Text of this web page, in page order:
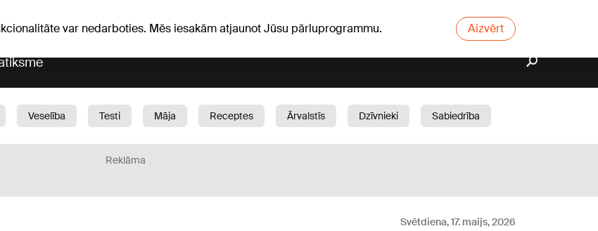
var nedarboties. Mēs iesakām atjaunot Jūsu pārluprogrammu. Aizvērt
Veselība Testi Māja Receptes Ārvalstīs Dzīvnieki
Sabiedrība
Reklāma
Svētdiena, 17. maijs, 2026